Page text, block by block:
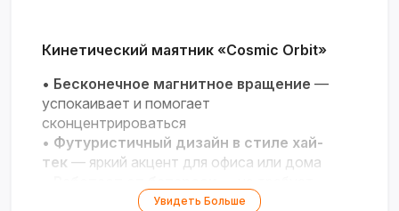
Кинетический маятник «Cosmic Orbit»
• Бесконечное магнитное вращение —
успокаивает и помогает
сконцентрироваться
• Футуристичный дизайн в стиле хай-
тек — яркий акцент для офиса или дома
подзарядки, движется часами
Увидеть Больше